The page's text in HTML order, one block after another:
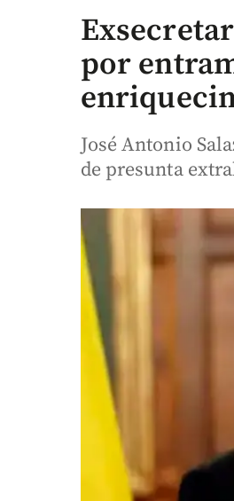
por
José Antonio
de presunta